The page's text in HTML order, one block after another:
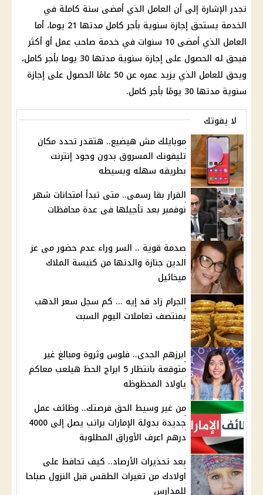
تجدر الإشارة إلى أن العامل الذي أمضى سنة كاملة في
الخدمة يستحق إجازة سنوية بأجر كامل مدتها 21 يوما، أما
العامل الذي أمضى 10 سنوات في خدمة صاحب عمل أو أكثر
فيحق له الحصول على إجازة سنوية مدتها 30 يوما بأجر كامل،
ويحق للعامل الذي يزيد عمره عن 50 عامًا الحصول على إجازة
سنوية مدتها 30 يومًا بأجر كامل.
لا يفوتك
موبايلك مش هيضيع.. هتقدر تحدد مكان
تليفونك المسروق بدون وجود إنترنت
بطريقه سهله وبسيطه
القرار بقا رسمى.. متى تبدأ امتحانات شهر
نوفمبر بعد تأجيلها فى عدة محافظات
صدمة قوية .. السر وراء عدم حضور مى عز
الدين جنازة والدتها من كنيسة الملاك
ميخائيل
الجرام زاد قد إيه ... كم سجل سعر الذهب
بمنتصف تعاملات اليوم السبت
ابرزهم الجدى.. فلوس وثروة ومبالغ غير
متوقعة بانتظار 5 ابراج الحظ هيلعب معاكم
ياولاد المحظوظه
من غير وسيط الحق فرصتك.. وظائف عمل
جديدة بدولة الإمارات براتب يصل إلى 4000
درهم اعرف الأوراق المطلوبة
بعد تحذيرات الأرصاد.. كيف تحافظ على
اولادك من تغيرات الطقس قبل النزول صباحا
للمدارس